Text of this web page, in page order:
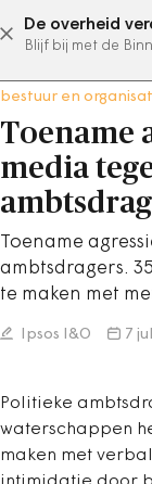
De overheid
Blijf bij met de
bestuur en
Toename
media
Toename
ambtsdragers.
te maken met
Ipsos I&O 7
Politieke
waterschappen
maken met